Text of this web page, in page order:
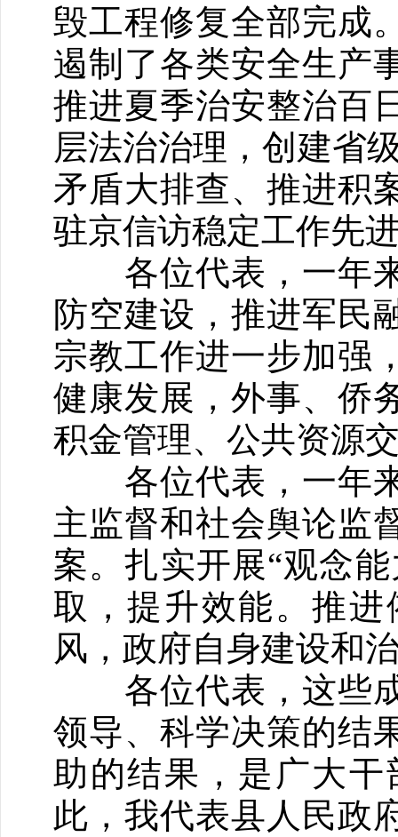
毁工程修复全部完成
遏制了各类安全生产
推进夏季治安整治百
层法治治理，创建省
矛盾大排查、推进积
驻京信访稳定工作先
各位代表，一年来
防空建设，推进军民
宗教工作进一步加强
健康发展，外事、侨
积金管理、公共资源
各位代表，一年来
主监督和社会舆论监
案。扎实开展“观念
取，提升效能。推
风，政府自身建设和
各位代表，这些成
领导、科学决策的结
助的结果，是广大
此，我代表县人民政